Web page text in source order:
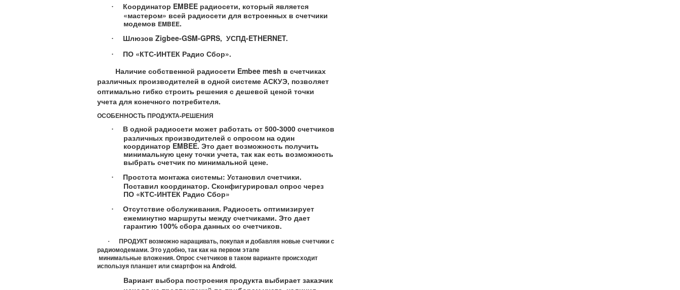
· Координатор EMBEEрадиосети, который является
«мастером» всей радиосети для встроенных в счетчики
модемов EMBEE.
· Шлюзов Zigbee-GSM-GPRS, УСПД-ETHERNET.
·
ПО «КТС-ИНТЕК Радио Сбор».
Наличие собственной радиосети Embee mesh в счетчиках
различных производителей в одной системе АСКУЭ, позволяет
оптимально гибко строить решения с дешевой ценой точки
учета для конечного потребителя.
ОСОБЕННОСТЬ ПРОДУКТА-РЕШЕНИЯ
·
В одной радиосети может работать от 500-3000 счетчиков
различных производителей с опросом на один
координатор EMBEE. Это дает возможность получить
минимальную цену точки учета, так как есть возможность
выбрать счетчик по минимальной цене.
·
Простота монтажа системы: Установил счетчики.
Поставил координатор. Сконфигурировал опрос через
ПО «КТС-ИНТЕК Радио Сбор»
·
Отсутствие обслуживания. Радиосеть оптимизирует
ежеминутно маршруты между счетчиками. Это дает
гарантию 100% сбора данных со счетчиков.
·
ПРОДУКТ возможно наращивать, покупая и добавляя новые счетчики с
радиомодемами. Это удобно, так как на первом этапе
минимальные вложения. Опрос счетчиков в таком варианте происходит
используя планшет или смартфон наAndroid.
Вариант выбора построения продукта выбирает заказчик